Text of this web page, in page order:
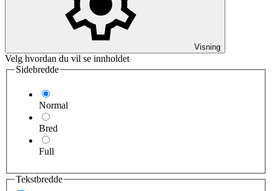
Visning
Velg hvordan du vil se innholdet
Sidebredde
Normal
Bred
Full
Tekstbredde